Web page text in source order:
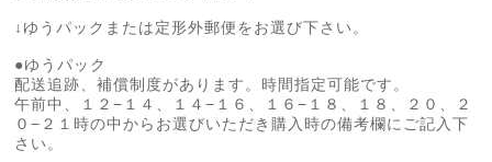
↓ゆうパックまたは定形外郵便をお選び下さい。
●ゆうパック
配送追跡、補償制度があります。時間指定可能です。
午前中、１２−１４、１４−１６、１６−１８、１８、２０、２
０−２１時の中からお選びいただき購入時の備考欄にご記入下
さい。